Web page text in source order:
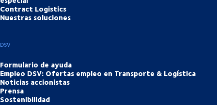
Contract Logistics
Nuestras soluciones
DSV
Formulario de ayuda
Empleo DSV: Ofertas empleo en Transporte & Logística
Noticias accionistas
Prensa
Sostenibilidad